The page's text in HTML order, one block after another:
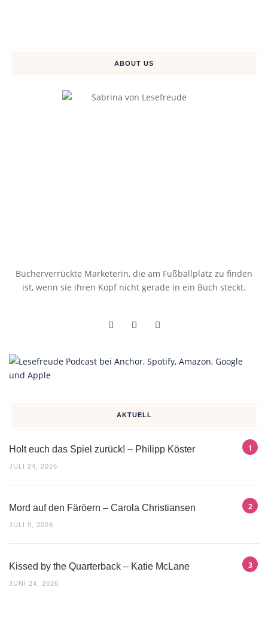
ABOUT US
Bücherverrückte Marketerin, die am Fußballplatz zu finden
ist, wenn sie ihren Kopf nicht gerade in ein Buch steckt.
AKTUELL
Holt euch das Spiel zurück! – Philipp Köster
JULI 24, 2026
Mord auf den Färöern – Carola Christiansen
JULI 9, 2026
Kissed by the Quarterback – Katie McLane
JUNI 24, 2026